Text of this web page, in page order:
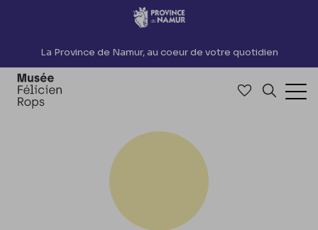
Accèder directement au contenu
La Province de Namur, au coeur de votre quotidien
Accéder à